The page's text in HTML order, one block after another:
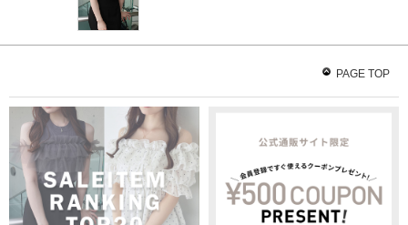
PAGE TOP